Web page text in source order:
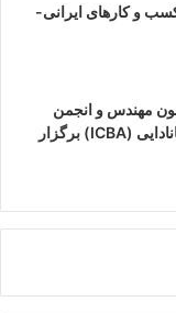
و کارهای ایرانی-
مهندس و انجمن
ساختمان سازان ایرانی کانادایی (ICBA) برگزار